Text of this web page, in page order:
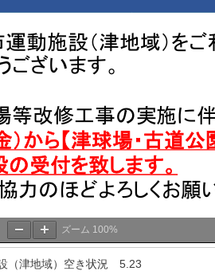
ズーム 100%
（津地域）空き状況 5.23